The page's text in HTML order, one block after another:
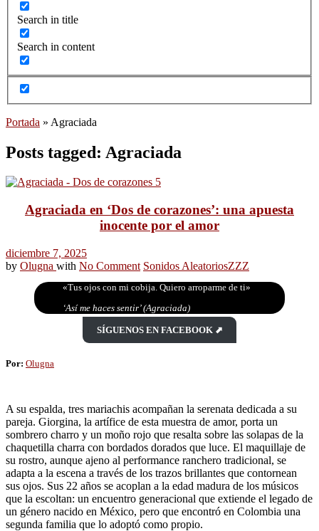
Search in title
Search in content
Portada » Agraciada
Posts tagged: Agraciada
Agraciada en ‘Dos de corazones’: una apuesta
inocente por el amor
diciembre 7, 2025
by Olugna with No Comment Sonidos AleatoriosZZZ
«Tus ojos con mi cobija. Quiero arroparme de ti»
‘Así me haces sentir’ (Agraciada)
SÍGUENOS EN FACEBOOK ⬈
Por: Olugna
A su espalda, tres mariachis acompañan la serenata dedicada a su
pareja. Giorgina, la artífice de esta muestra de amor, porta un
sombrero charro y un moño rojo que resalta sobre las solapas de la
chaquetilla charra con bordados dorados que luce. El maquillaje de
su rostro, aunque ajeno al performance ranchero tradicional, se
adapta a la escena a través de los trazos brillantes que contornean
sus ojos. Sus 22 años se acoplan a la edad madura de los músicos
que la escoltan: un encuentro generacional que extiende el legado de
un género nacido en México, pero que encontró en Colombia una
segunda familia que lo adoptó como propio.